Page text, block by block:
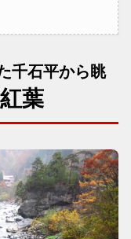
千石平から眺
葉